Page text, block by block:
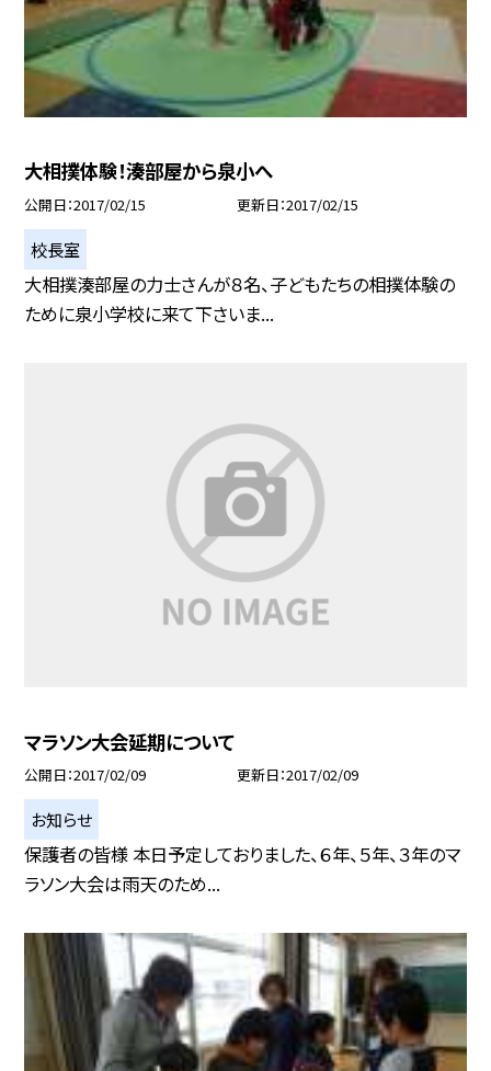
大相撲体験！湊部屋から泉小へ
公開日 2017/02/15 更新日 2017/02/15
校長室
大相撲湊部屋の力士さんが８名、子どもたちの相撲体験の
ために泉小学校に来て下さいま...
マラソン大会延期について
公開日 2017/02/09 更新日 2017/02/09
お知らせ
保護者の皆様 本日予定しておりました、６年、５年、３年のマ
ラソン大会は雨天のため...